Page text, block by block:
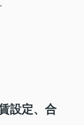
設定、合